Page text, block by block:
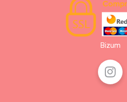
Bizum